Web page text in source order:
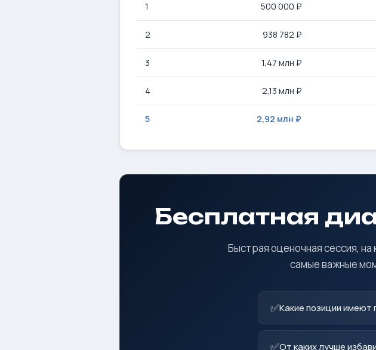
1 500 000 ₽
2 938 782 ₽
3 1,47 млн ₽
4 2,13 млн ₽
5 2,92 млн ₽
Бесплатная
Быстрая оценочная сессия,
самые важные
✅Какие позиции
✅От каких лучше